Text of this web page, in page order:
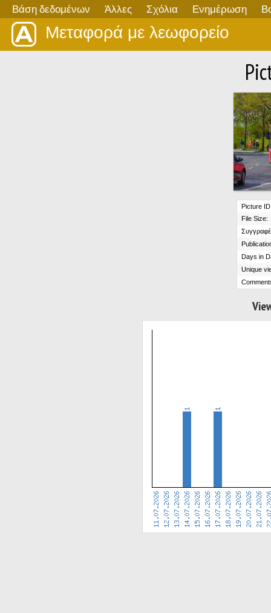
Βάση δεδομένων Άλλες Σχόλια Ενημέρωση
Μεταφορά με λεωφορείο
Picture
File Size:
Days in
Unique